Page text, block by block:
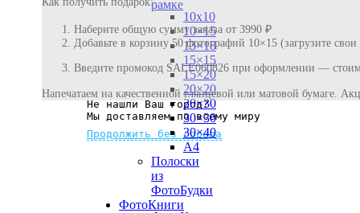
Не нашли Ваш город?
Мы доставляем по всему миру
Продолжить без города
рамке
10х10
10×15
13×18
15×15
15×20
20×20
20×30
30×30
30×40
A4
Полоски
из
ФотоБудки
ФотоКниги
Наберите общую сумму заказа от 3990 ₽
Добавьте в корзину 50 фотографий 10×15 (загрузите
Введите промокод SALE060826 при оформлении —
Напечатаем на качественной глянцевой или матовой бумаге.